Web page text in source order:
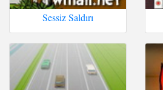
Sessiz Saldırı